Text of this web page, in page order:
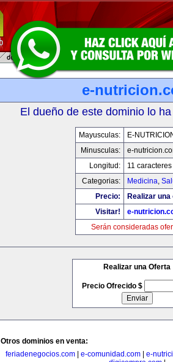
e-
El dueño de este dominio lo
Mayusculas:
E-
Minusculas:
e-
Longitud:
11 caracteres
Categorias:
Medicina,
Precio:
Realizar
Visitar!
e-
Serán consideradas
Realizar una Oferta
Precio Ofrecido $
Otros dominios en venta:
feriadenegocios.com| e-comunidad.com| e-